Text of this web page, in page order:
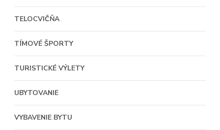
TELOCVIČŇA
TÍMOVÉ ŠPORTY
TURISTICKÉ VÝLETY
UBYTOVANIE
VYBAVENIE BYTU